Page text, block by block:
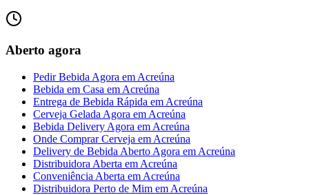
Aberto agora
Pedir Bebida Agora em Acreúna
Bebida em Casa em Acreúna
Entrega de Bebida Rápida em Acreúna
Cerveja Gelada Agora em Acreúna
Bebida Delivery Agora em Acreúna
Onde Comprar Cerveja em Acreúna
Delivery de Bebida Aberto Agora em Acreúna
Distribuidora Aberta em Acreúna
Conveniência Aberta em Acreúna
Distribuidora Perto de Mim em Acreúna